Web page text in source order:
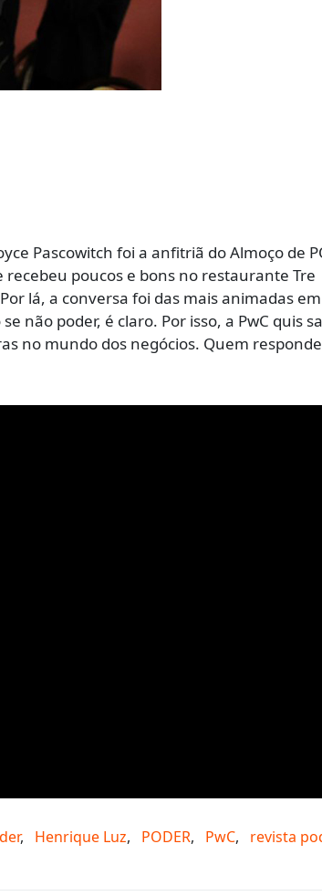
Pascowitch foi a anfitriã do Almoço de
poucos e bons no restaurante Tre
lá, a conversa foi das mais animadas
não poder, é claro. Por isso, a PwC quis
no mundo dos negócios. Quem responde
, Henrique Luz, PODER, PwC, revista